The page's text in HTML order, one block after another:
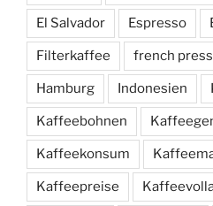
El Salvador Espresso
Filterkaffee french press
Hamburg Indonesien
Kaffeebohnen
Kaffeekonsum
Kaffeepreise